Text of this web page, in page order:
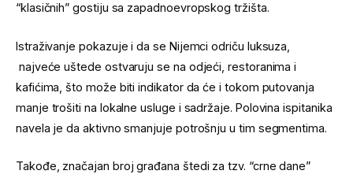
“klasičnih” gostiju sa zapadnoevropskog tržišta.
Istraživanje pokazuje i da se Nijemci odriču luksuza,
najveće uštede ostvaruju se na odjeći, restoranima i
kafićima, što može biti indikator da će i tokom putovanja
manje trošiti na lokalne usluge i sadržaje. Polovina ispitanika
navela je da aktivno smanjuje potrošnju u tim segmentima.
Takođe, značajan broj građana štedi za tzv. “crne dane”